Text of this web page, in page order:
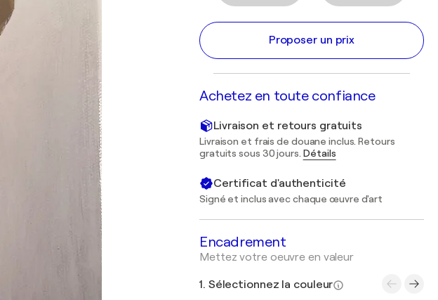
Proposer un prix
Achetez en toute confiance
Livraison et retours gratuits
Livraison et frais de douane inclus. Retours
gratuits sous 30 jours. Détails
Certificat d'authenticité
Signé et inclus avec chaque œuvre d'art
Encadrement
Mettez votre oeuvre en valeur
1. Sélectionnez la couleur